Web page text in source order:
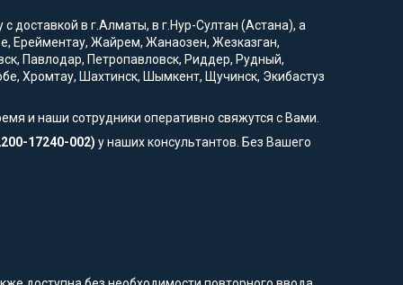
доставкой в г.Алматы, в г.Нур-Султан (Астана), а
Ерейментау, Жайрем, Жанаозен, Жезказган,
Павлодар, Петропавловск, Риддер, Рудный,
Хромтау, Шахтинск, Шымкент, Щучинск, Экибастуз
и наши сотрудники оперативно свяжутся с Вами.
17240-002) у наших консультантов. Без Вашего